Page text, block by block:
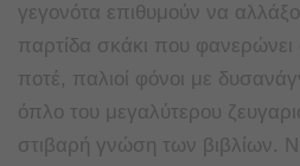
γεγονότα επιθυμούν να
παρτίδα σκάκι που
ποτέ, παλιοί φόνοι με
όπλο του μεγαλύτερου
στιβαρή γνώση των βιβλίων.